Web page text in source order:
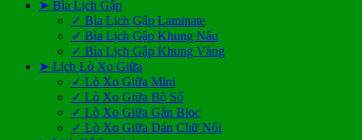
➤ Bìa Lịch Gập
✓ Bìa Lịch Gập Laminate
✓ Bìa Lịch Gập Khung Nâu
✓ Bìa Lịch Gập Khung Vàng
➤ Lịch Lò Xo Giữa
✓ Lò Xo Giữa Mini
✓ Lò Xo Giữa Bộ Số
✓ Lò Xo Giữa Gắn Bloc
✓ Lò Xo Giữa Dán Chữ Nổi